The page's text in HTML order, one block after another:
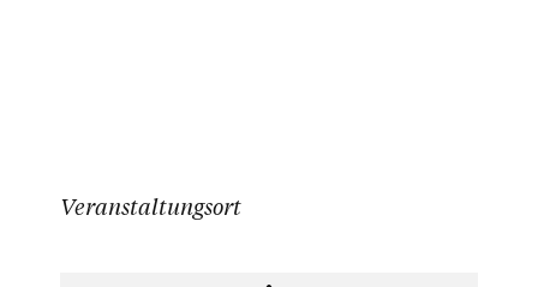
Veranstaltungsort